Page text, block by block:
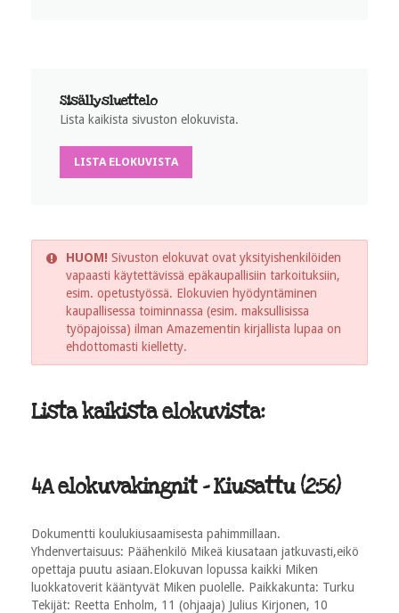
Sisällysluettelo
Lista kaikista sivuston elokuvista.
LISTA ELOKUVISTA
HUOM! Sivuston elokuvat ovat yksityishenkilöiden
vapaasti käytettävissä epäkaupallisiin tarkoituksiin,
esim. opetustyössä. Elokuvien hyödyntäminen
kaupallisessa toiminnassa (esim. maksullisissa
työpajoissa) ilman Amazementin kirjallista lupaa on
ehdottomasti kielletty.
Lista kaikista elokuvista:
4A elokuvakingnit - Kiusattu (2:56)
Dokumentti koulukiusaamisesta pahimmillaan.
Yhdenvertaisuus: Päähenkilö Mikeä kiusataan jatkuvasti,eikö
opettaja puutu asiaan.Elokuvan lopussa kaikki Miken
luokkatoverit kääntyvät Miken puolelle. Paikkakunta: Turku
Tekijät: Reetta Enholm, 11 (ohjaaja) Julius Kirjonen, 10